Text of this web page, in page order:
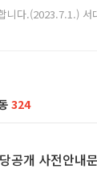
니다.(2023.7.1.)
324
공개 사전안내